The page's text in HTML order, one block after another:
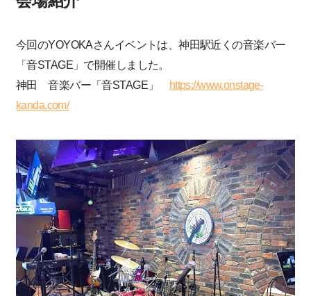
今回のYOYOKAさんイベントは、神田駅近くの音楽バー
「音STAGE」で開催しました。
神田 音楽バー「音STAGE」 https://www.onstage-
kanda.com/